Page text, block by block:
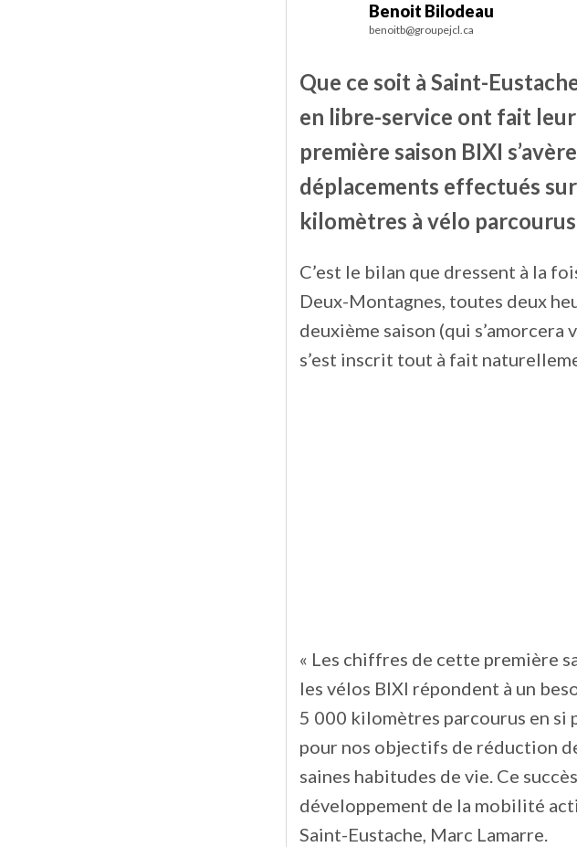
Benoit Bilodeau
benoitb@groupejcl.ca
Que ce soit à Saint-
en libre-service ont fait
première saison BIXI
déplacements effectués
kilomètres à vélo
C’est le bilan que dressent à la
Deux-Montagnes, toutes deux
deuxième saison (qui
s’est inscrit tout à fait
« Les chiffres de cette première
les vélos BIXI répondent à un
5 000 kilomètres parcourus en si
pour nos objectifs de réduction
saines habitudes de vie. Ce
développement de la mobilité
Saint-Eustache, Marc Lamarre.